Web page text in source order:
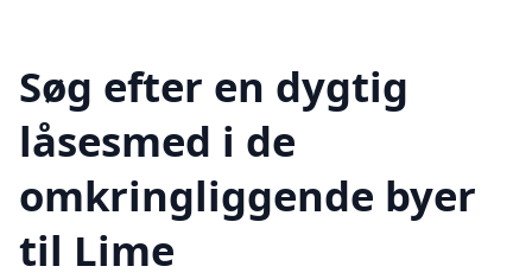
Søg efter en dygtig
låsesmed i de
omkringliggende byer
til Lime